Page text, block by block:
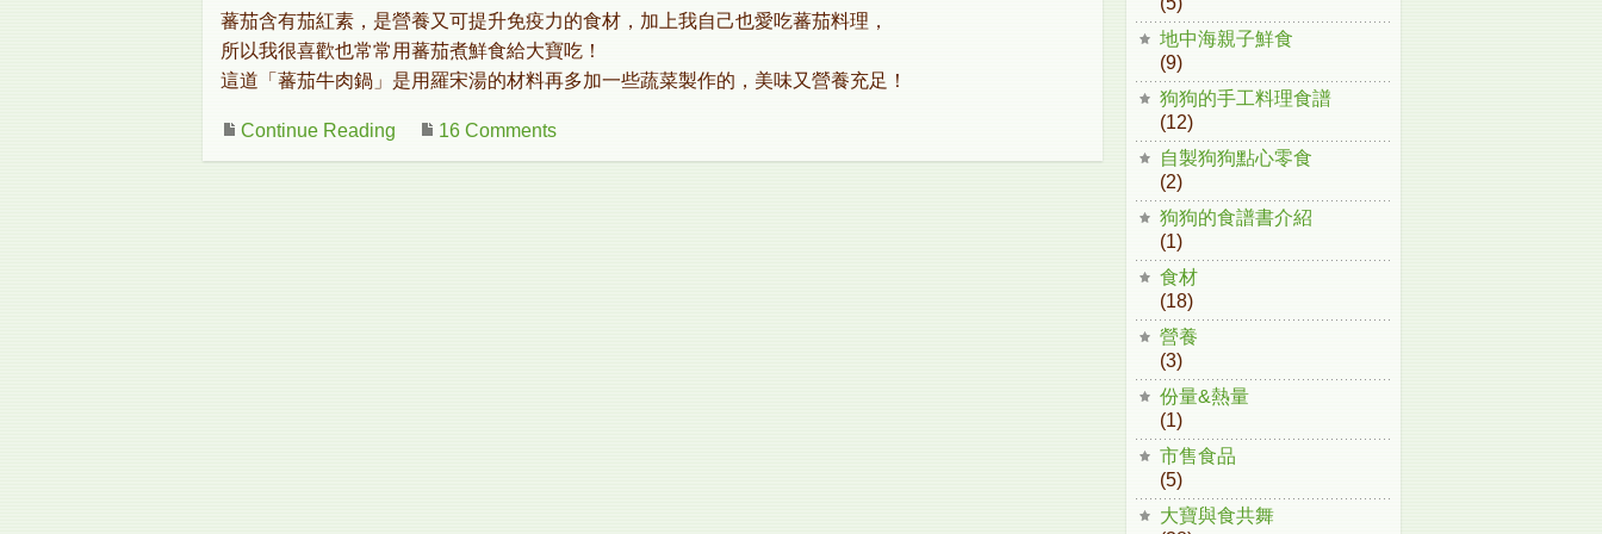
蕃茄含有茄紅素，是營養又可提升免疫力的食材，加上我自己也愛吃蕃茄料理，
所以我很喜歡也常常用蕃茄煮鮮食給大寶吃！
這道「蕃茄牛肉鍋」是用羅宋湯的材料再多加一些蔬菜製作的，美味又營養充足！
Continue Reading 16 Comments
地中海親子鮮食
(9)
狗狗的手工料理食譜
(12)
自製狗狗點心零食
(2)
狗狗的食譜書介紹
(1)
食材
(18)
營養
(3)
份量&熱量
(1)
市售食品
(5)
大寶與食共舞